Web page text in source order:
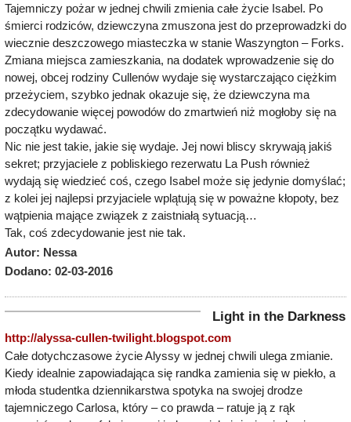
Tajemniczy pożar w jednej chwili zmienia całe życie Isabel. Po
śmierci rodziców, dziewczyna zmuszona jest do przeprowadzki do
wiecznie deszczowego miasteczka w stanie Waszyngton – Forks.
Zmiana miejsca zamieszkania, na dodatek wprowadzenie się do
nowej, obcej rodziny Cullenów wydaje się wystarczająco ciężkim
przeżyciem, szybko jednak okazuje się, że dziewczyna ma
zdecydowanie więcej powodów do zmartwień niż mogłoby się na
początku wydawać.
Nic nie jest takie, jakie się wydaje. Jej nowi bliscy skrywają jakiś
sekret; przyjaciele z pobliskiego rezerwatu La Push również
wydają się wiedzieć coś, czego Isabel może się jedynie domyślać;
z kolei jej najlepsi przyjaciele wplątują się w poważne kłopoty, bez
wątpienia mające związek z zaistniałą sytuacją…
Tak, coś zdecydowanie jest nie tak.
Autor: Nessa
Dodano: 02-03-2016
Light in the Darkness
http://alyssa-cullen-twilight.blogspot.com
Całe dotychczasowe życie Alyssy w jednej chwili ulega zmianie.
Kiedy idealnie zapowiadająca się randka zamienia się w piekło, a
młoda studentka dziennikarstwa spotyka na swojej drodze
tajemniczego Carlosa, który – co prawda – ratuje ją z rąk